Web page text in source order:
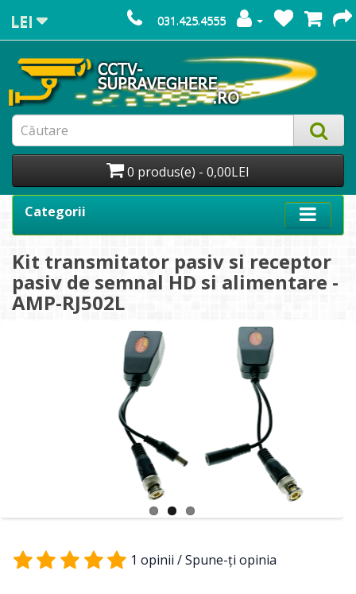
LEI 031.425.4555
0 produs(e) - 0,00LEI
Categorii
Kit transmitator pasiv si receptor
pasiv de semnal HD si alimentare -
AMP-RJ502L
1 opinii /Spune-ţi opinia